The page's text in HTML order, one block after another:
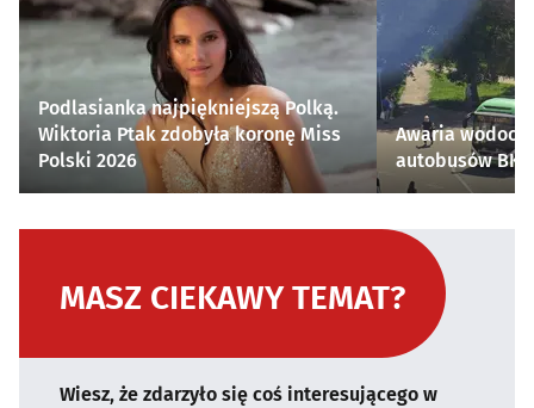
Podlasianka najpiękniejszą Polką.
Wiktoria Ptak zdobyła koronę Miss
Polski 2026
Awaria
autobusów
MASZ CIEKAWY TEMAT?
Wiesz, że zdarzyło się coś interesującego w